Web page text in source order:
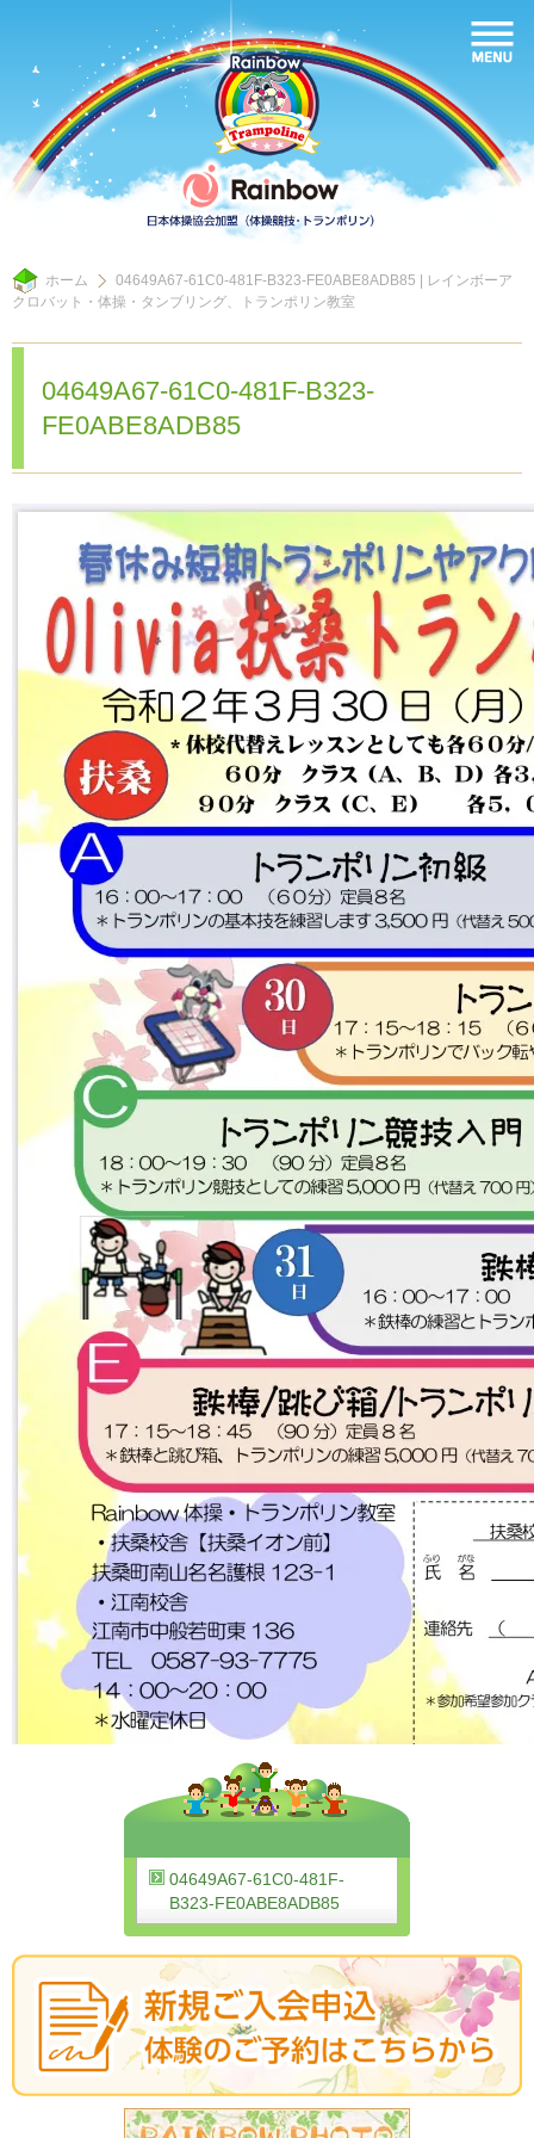
ホーム
04649A67-61C0-481F-B323-FE0ABE8ADB85 | レインボーア
クロバット・体操・タンブリング、トランポリン教室
04649A67-61C0-481F-B323-
FE0ABE8ADB85
04649A67-61C0-481F-
B323-FE0ABE8ADB85